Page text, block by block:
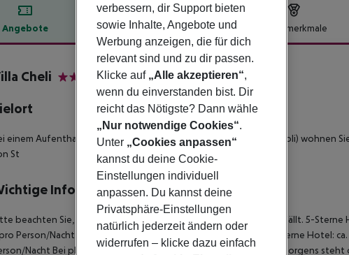
Angebote Hotelbeschreibung Hotelmerkmale
Cheli
einem Aufenthalt im Hotel Villa Cheli in Lucca (San Lorenzo a Vaccoli) wohnen
St
Informationen
beachten Sie, dass vor Ort pro Person eine Touristensteuer anfällt. 5-
Person/Nacht 3-Sterne Hotel: ca. 2,50 ¤ pro Person/Nacht 2-Sterne Hotel:
Nacht Bei planmäßiger Ankunft im Zielgebiet ab 04:00 Uhr morgens
verbessern, dir Support bieten
sowie Inhalte, Angebote und
Werbung anzeigen, die für dich
relevant sind und zu dir passen.
Klicke auf „Alle akzeptieren“,
wenn du einverstanden bist. Dir
reicht das Nötigste? Dann wähle
„Nur notwendige Cookies“.
Unter „Cookies anpassen“
kannst du deine Cookie-
Einstellungen individuell
anpassen. Du kannst deine
Privatsphäre-Einstellungen
natürlich jederzeit ändern oder
widerrufen – klicke dazu einfach